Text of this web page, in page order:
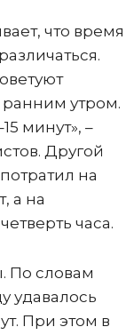
что время
утром.
минут», –
Другой
на
а на
часа.
По словам
удавалось
При этом в